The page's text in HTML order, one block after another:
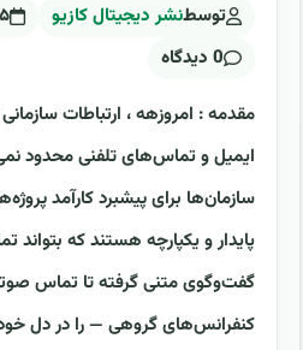
توسطنشر دیجیتال کازیو
0 دیدگاه
مقدمه : امروزهه ، ارتباطات
ایمیل و تماس‌های تلفنی محدود
سازمان‌ها برای پیشبرد کارآمد
پایدار و یکپارچه هستند که بتواند
گفت‌وگوی متنی گرفته تا تماس
کنفرانس‌های گروهی — را در دل